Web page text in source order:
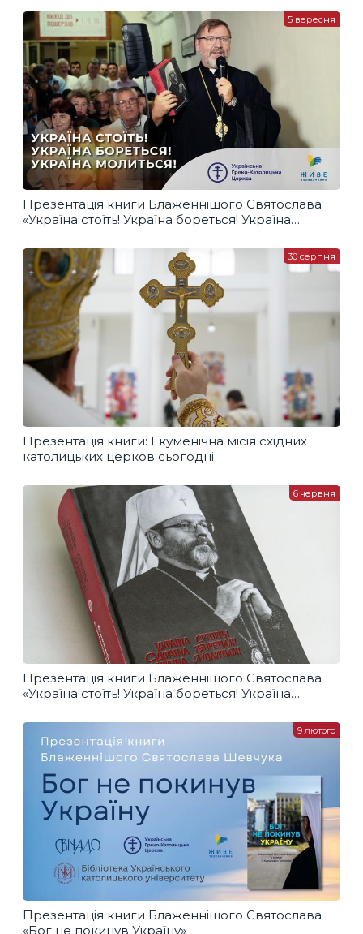
Презентація книги Блаженнішого Святослава
«Україна стоїть! Україна бореться! Україна
5 вересня
Презентація книги: Екуменічна місія східних
католицьких церков сьогодні
30 серпня
Презентація книги Блаженнішого Святослава
«Україна стоїть! Україна бореться! Україна
6 червня
Презентація книги Блаженнішого Святослава
«Бог не покинув Україну»
9 лютого